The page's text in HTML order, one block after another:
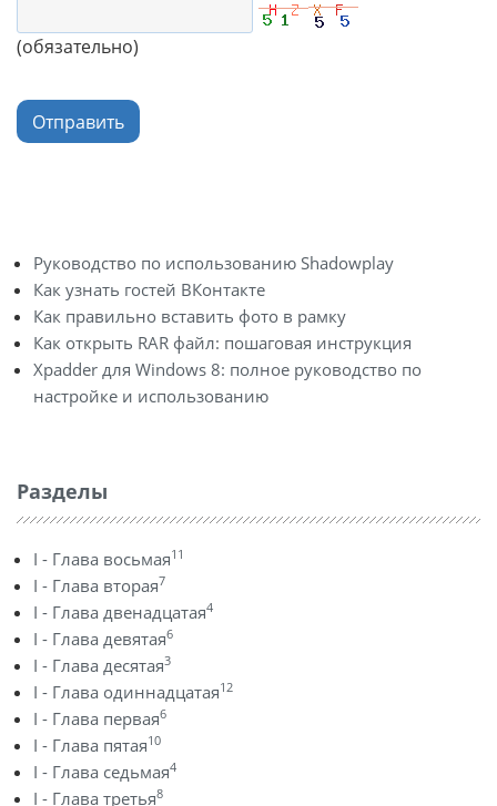
(обязательно)
Отправить
Руководство по использованию Shadowplay
Как узнать гостей ВКонтакте
Как правильно вставить фото в рамку
Как открыть RAR файл: пошаговая инструкция
Xpadder для Windows 8: полное руководство по
настройке и использованию
Разделы
I - Глава восьмая11
I - Глава вторая7
I - Глава двенадцатая4
I - Глава девятая6
I - Глава десятая3
I - Глава одиннадцатая12
I - Глава первая6
I - Глава пятая10
I - Глава седьмая4
I - Глава третья8